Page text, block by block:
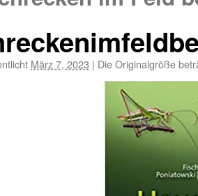
März 7, 2023 | Die Originalgröße